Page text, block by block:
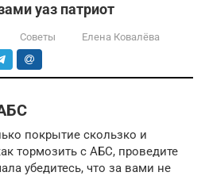
уаз патриот
Советы Елена Ковалёва
покрытие скользко и
тормозить с АБС, проведите
убедитесь, что за вами не